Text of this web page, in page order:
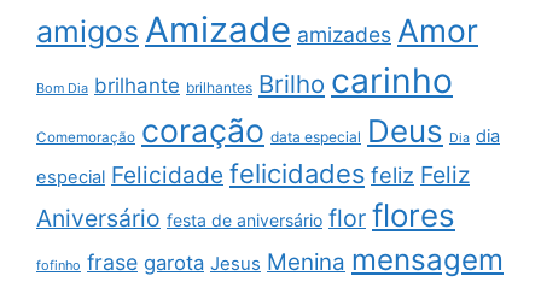
amigos Amizade amizades Amor
Bom Dia brilhante brilhantes Brilho carinho
Comemoração coração data especial Deus Dia dia
especial Felicidade felicidades feliz Feliz
Aniversário festa de aniversário flor flores
fofinho frase garota Jesus Menina mensagem